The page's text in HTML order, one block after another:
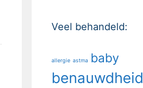
Veel behandeld:
allergie astma baby
benauwdheid